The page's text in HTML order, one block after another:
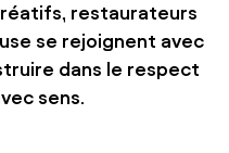
restaurateurs
se rejoignent avec
dans le respect
sens.